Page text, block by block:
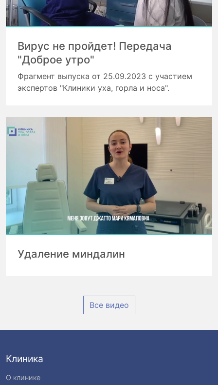
Вирус не пройдет! Передача
"Доброе утро"
Фрагмент выпуска от 25.09.2023 с участием
экспертов "Клиники уха, горла и носа".
Удаление миндалин
Все видео
Клиника
О клинике